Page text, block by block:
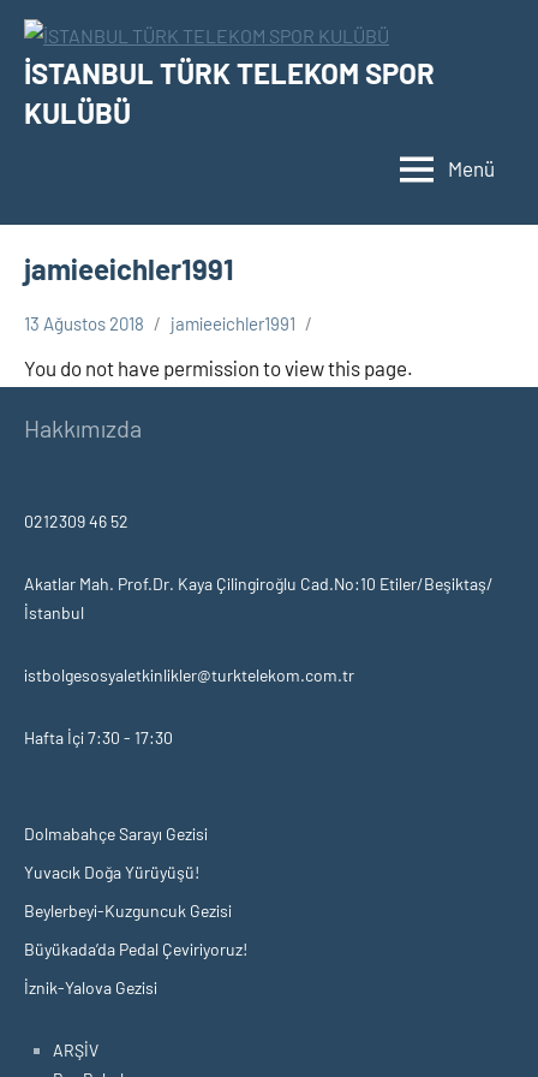
İçeriğe
İSTANBUL TÜRK TELEKOM SPOR
KULÜBÜ
Menü
jamieeichler1991
13 Ağustos 2018 jamieeichler1991
You do not have permission to view this page.
Hakkımızda
0212309 46 52
Akatlar Mah. Prof.Dr. Kaya Çilingiroğlu Cad.No:10 Etiler/Beşiktaş/
İstanbul
istbolgesosyaletkinlikler@turktelekom.com.tr
Hafta İçi 7:30 - 17:30
Dolmabahçe Sarayı Gezisi
Yuvacık Doğa Yürüyüşü!
Beylerbeyi-Kuzguncuk Gezisi
Büyükada’da Pedal Çeviriyoruz!
İznik-Yalova Gezisi
ARŞİV